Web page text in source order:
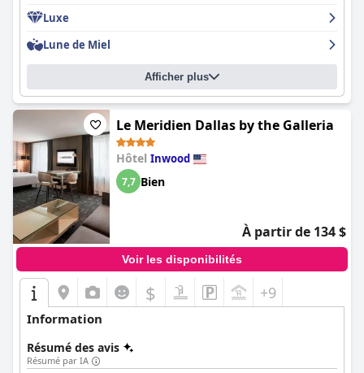
pour les familles. Si vous cherchez un lieu de vacances amusant
et économique à Dallas, le
option !
Luxe
Lune de Miel
Afficher plus
Le Meridien Dallas by the Galleria
Hôtel Inwood
7,7 Bien
À partir de 134 $
Voir les disponibilités
$ +9
Information
Résumé des avis
Résumé par IA